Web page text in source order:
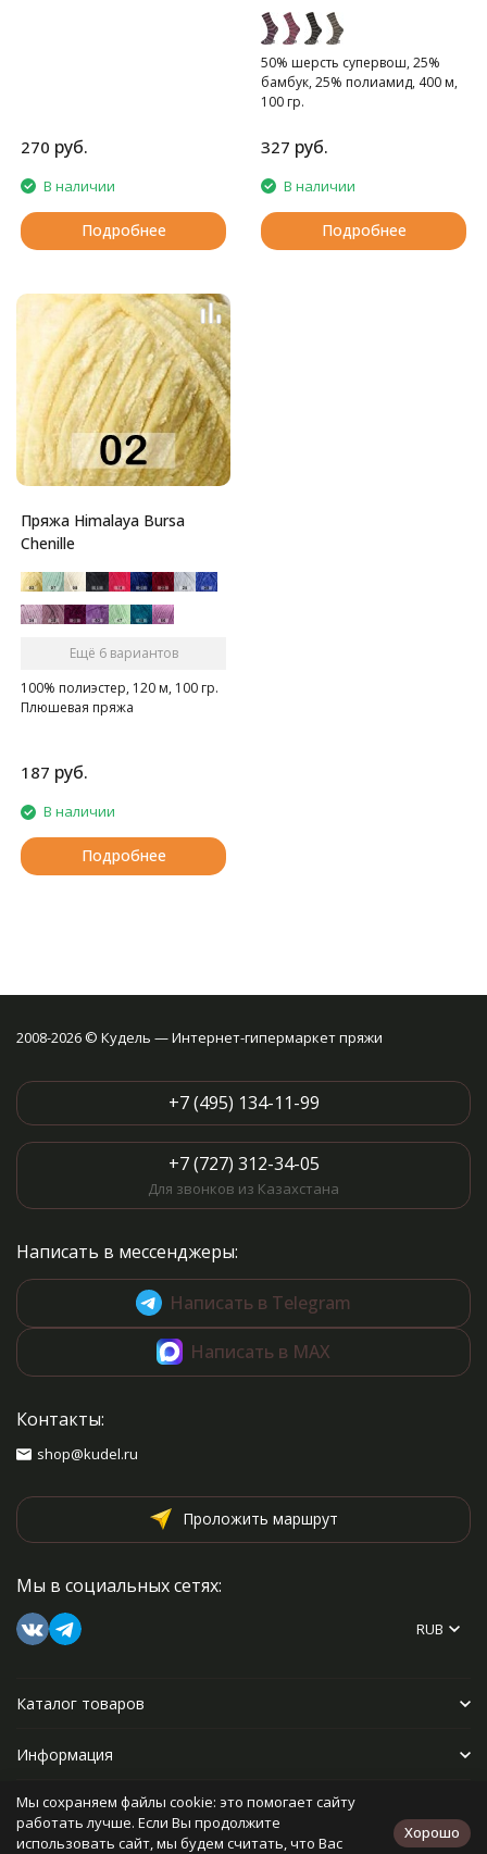
270 руб.
В наличии
Подробнее
50% шерсть cупервош, 25%
бамбук, 25% полиамид, 400 м,
100 гр.
бамбуком
327 руб.
В наличии
Подробнее
Пряжа Himalaya Bursa
Chenille
Ещё 6 вариантов
100% полиэстер, 120 м, 100 гр.
Плюшевая пряжа
187 руб.
В наличии
Подробнее
2008-2026 © Кудель — Интернет-гипермаркет пряжи
+7 (495) 134-11-99
+7 (727) 312-34-05
Для звонков из Казахстана
Написать в мессенджеры:
Написать в Telegram
Написать в MAX
Контакты:
shop@kudel.ru
Проложить маршрут
Мы в социальных сетях:
RUB
Каталог товаров
Информация
Прочее
Мы сохраняем файлы cookie: это помогает сайту
работать лучше. Если Вы продолжите
использовать сайт, мы будем считать, что Вас
Хорошо